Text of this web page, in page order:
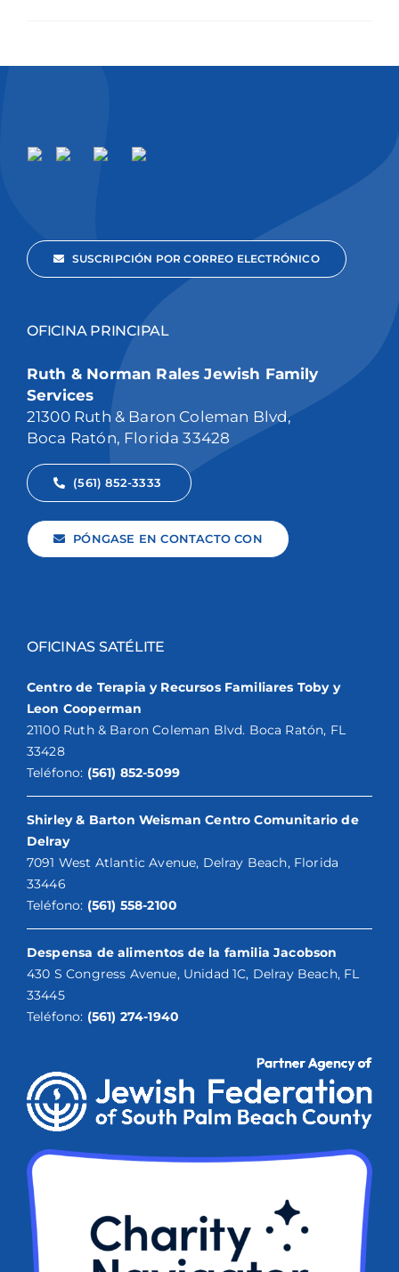
SUSCRIPCIÓN POR CORREO ELECTRÓNICO
OFICINA PRINCIPAL
Ruth & Norman Rales Jewish Family
Services
21300 Ruth & Baron Coleman Blvd,
Boca Ratón, Florida 33428
(561) 852-3333
PÓNGASE EN CONTACTO CON
OFICINAS SATÉLITE
Centro de Terapia y Recursos Familiares Toby y
Leon Cooperman
21100 Ruth & Baron Coleman Blvd. Boca Ratón, FL
33428
Teléfono: (561) 852-5099
Shirley & Barton Weisman Centro Comunitario de
Delray
7091 West Atlantic Avenue, Delray Beach, Florida
33446
Teléfono: (561) 558-2100
Despensa de alimentos de la familia Jacobson
430 S Congress Avenue, Unidad 1C, Delray Beach, FL
33445
Teléfono: (561) 274-1940